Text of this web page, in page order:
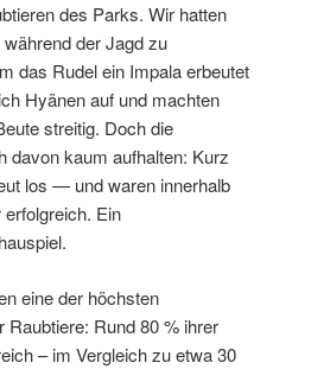
des Parks. Wir hatten
der Jagd zu
das Rudel ein Impala erbeutet
Hyänen auf und machten
streitig. Doch die
davon kaum aufhalten: Kurz
los — und waren innerhalb
Ein
eine der höchsten
Raubtiere: Rund 80 % ihrer
– im Vergleich zu etwa 30